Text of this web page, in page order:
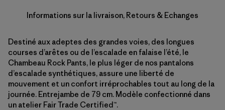
Informations sur la livraison, Retours & Echanges
Destiné aux adeptes des grandes voies, des longues
courses d’arêtes ou de l’escalade en falaise l’été, le
Chambeau Rock Pants, le plus léger de nos pantalons
d’escalade synthétiques, assure une liberté de
mouvement et un confort irréprochables tout au long de la
journée. Entrejambe de 79 cm. Modèle confectionné dans
un atelier Fair Trade Certified™.